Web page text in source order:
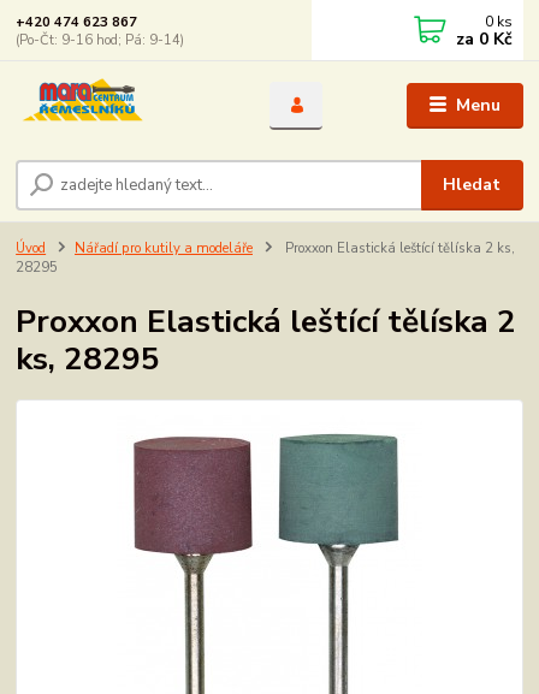
Menu
Hledat
+420 474 623 867
(Po-Čt: 9-16 hod; Pá: 9-14)
0 ks
za 0 Kč
Úvod Nářadí pro kutily a modeláře
Proxxon Elastická leštící tělíska 2 ks,
28295
Proxxon Elastická leštící tělíska 2
ks, 28295